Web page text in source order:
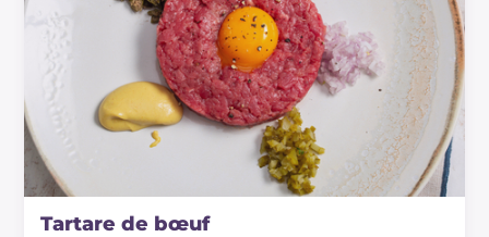
Tartare de bœuf